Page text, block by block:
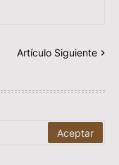
Artículo Siguiente